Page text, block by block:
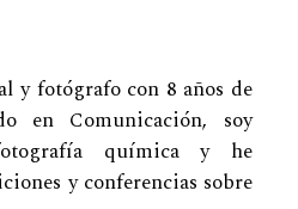
y fotógrafo con 8 años de
en Comunicación, soy
química y he
y conferencias sobre